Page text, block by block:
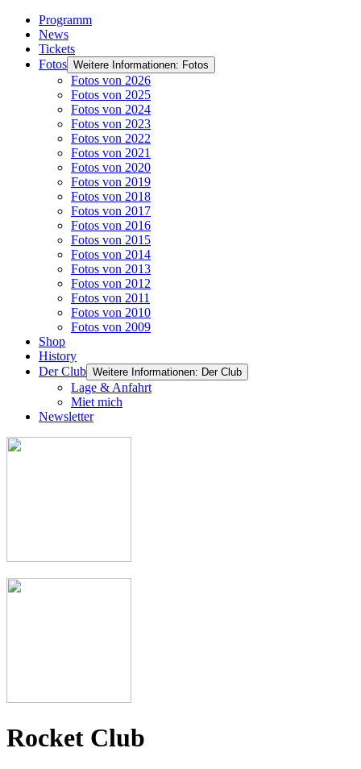
Programm
News
Tickets
Fotos Weitere Informationen: Fotos
Fotos von 2026
Fotos von 2025
Fotos von 2024
Fotos von 2023
Fotos von 2022
Fotos von 2021
Fotos von 2020
Fotos von 2019
Fotos von 2018
Fotos von 2017
Fotos von 2016
Fotos von 2015
Fotos von 2014
Fotos von 2013
Fotos von 2012
Fotos von 2011
Fotos von 2010
Fotos von 2009
Shop
History
Der Club Weitere Informationen: Der Club
Lage & Anfahrt
Miet mich
Newsletter
Rocket Club